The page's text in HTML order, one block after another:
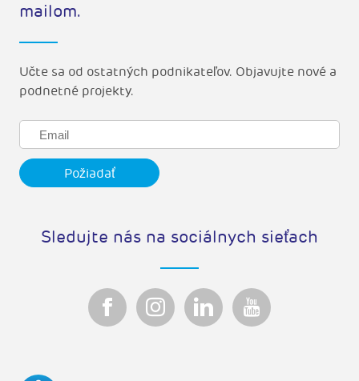
mailom.
Učte sa od ostatných podnikateľov. Objavujte nové a
podnetné projekty.
Sledujte nás na sociálnych sieťach